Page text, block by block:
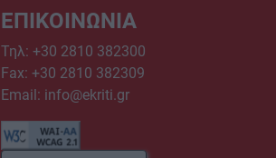
ΕΠΙΚΟΙΝΩΝΙΑ
Τηλ: +30 2810 382300
Fax: +30 2810 382309
Email: info@ekriti.gr